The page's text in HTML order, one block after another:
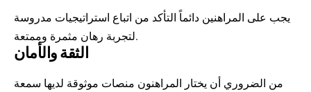
يجب على المراهنين دائماً التأكد من اتباع استراتيجيات مدروسة
لتجربة رهان مثمرة وممتعة.
الثقة والأمان
من الضروري أن يختار المراهنون منصات موثوقة لديها سمعة